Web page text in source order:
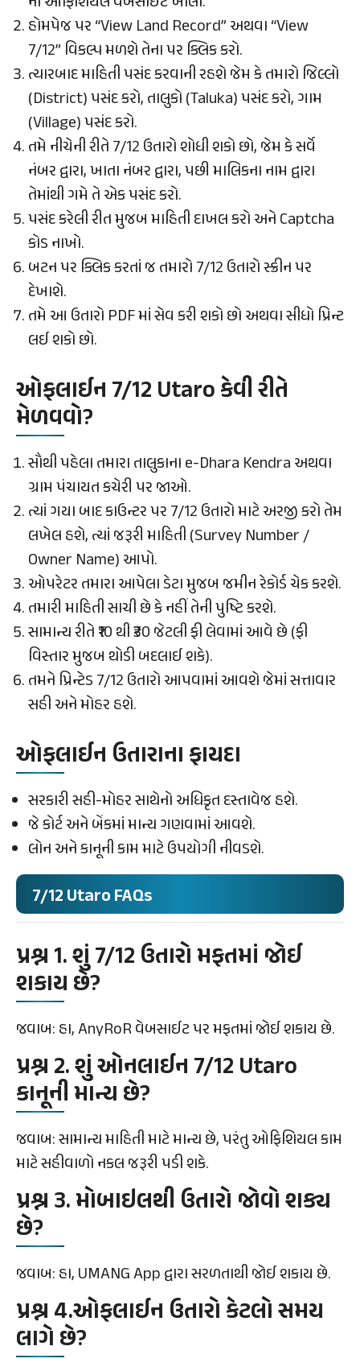
હોમપેજ પર “View Land Record” અથવા “View
7/12” વિકલ્પ મળશે તેના પર ક્લિક કરો.
ત્યારબાદ માહિતી પસંદ કરવાની રહશે જેમ કે તમારો જિલ્લો
(District) પસંદ કરો, તાલુકો (Taluka) પસંદ કરો, ગામ
(Village) પસંદ કરો.
તમે નીચેની રીતે 7/12 ઉતારો શોધી શકો છો, જેમ કે સર્વે
નંબર દ્વારા, ખાતા નંબર દ્વારા, પછી માલિકના નામ દ્વારા
તેમાંથી ગમે તે એક પસંદ કરો.
પસંદ કરેલી રીત મુજબ માહિતી દાખલ કરો અને Captcha
કોડ નાખો.
બટન પર ક્લિક કરતાં જ તમારો 7/12 ઉતારો સ્ક્રીન પર
દેખાશે.
તમે આ ઉતારો PDF માં સેવ કરી શકો છો અથવા સીધો પ્રિન્ટ
લઈ શકો છો.
ઓફલાઈન 7/12 Utaro કેવી રીતે
મેળવવો?
સૌથી પહેલા તમારા તાલુકાના e-Dhara Kendra અથવા
ગ્રામ પંચાયત કચેરી પર જાઓ.
ત્યાં ગયા બાદ કાઉન્ટર પર 7/12 ઉતારો માટે અરજી કરો તેમ
લખેલ હશે, ત્યાં જરૂરી માહિતી (Survey Number /
Owner Name) આપો.
ઓપરેટર તમારા આપેલા ડેટા મુજબ જમીન રેકોર્ડ ચેક કરશે.
તમારી માહિતી સાચી છે કે નહીં તેની પુષ્ટિ કરશે.
સામાન્ય રીતે ₹10 થી ₹30 જેટલી ફી લેવામાં આવે છે (ફી
વિસ્તાર મુજબ થોડી બદલાઈ શકે).
તમને પ્રિન્ટેડ 7/12 ઉતારો આપવામાં આવશે જેમાં સત્તાવાર
સહી અને મોહર હશે.
ઓફલાઈન ઉતારાના ફાયદા
સરકારી સહી-મોહર સાથેનો અધિકૃત દસ્તાવેજ હશે.
જે કોર્ટ અને બેંકમાં માન્ય ગણવામાં આવશે.
લોન અને કાનૂની કામ માટે ઉપયોગી નીવડશે.
7/12 Utaro FAQs
પ્રશ્ન 1. શું 7/12 ઉતારો મફતમાં જોઈ
શકાય છે?
જવાબ: હા, AnyRoR વેબસાઈટ પર મફતમાં જોઈ શકાય છે.
પ્રશ્ન 2. શું ઓનલાઈન 7/12 Utaro
કાનૂની માન્ય છે?
જવાબ: સામાન્ય માહિતી માટે માન્ય છે, પરંતુ ઓફિશિયલ કામ
માટે સહીવાળો નકલ જરૂરી પડી શકે.
પ્રશ્ન 3. મોબાઇલથી ઉતારો જોવો શક્ય
છે?
જવાબ: હા, UMANG App દ્વારા સરળતાથી જોઈ શકાય છે.
પ્રશ્ન 4.ઓફલાઈન ઉતારો કેટલો સમય
લાગે છે?